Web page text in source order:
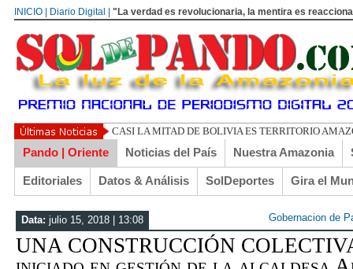
INICIO | Diario Digital | "La verdad es revolucionaria, la mentira es
UN LIBERTARIO LLAMADO EL TURI TORRIC
Pando | Oriente Noticias del País Nuestra Amazonia
Editoriales Datos & Análisis SolDeportes Gira el
Data: julio 15, 2018 | 13:08 Gobernacion de
UNA CONSTRUCCIÓN